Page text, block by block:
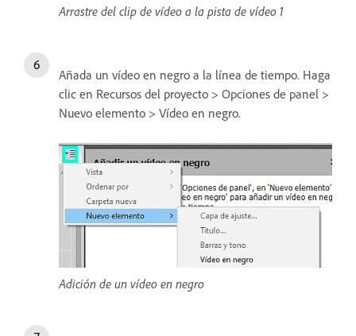
Arrastre del clip de vídeo a la pista de vídeo 1
Añada un vídeo en negro a la línea de tiempo. Haga
clic en Recursos del proyecto > Opciones de panel >
Nuevo elemento > Vídeo en negro.
Adición de un vídeo en negro